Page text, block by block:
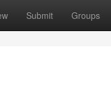
Submit Groups